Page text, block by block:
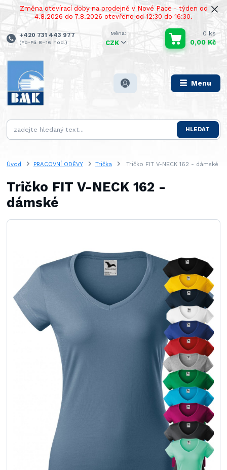
Změna otevírací doby na prodejně v Nové Pace - týden od
4.8.2026 do 7.8.2026 otevřeno od 12:30 do 16:30.
Menu
CZK
HLEDAT
+420 731 443 977
(Po-Pá 8–16 hod.)
0 ks
0,00 Kč
Úvod PRACOVNÍ ODĚVY Trička Tričko FIT V-NECK 162 - dámské
Tričko FIT V-NECK 162 -
dámské